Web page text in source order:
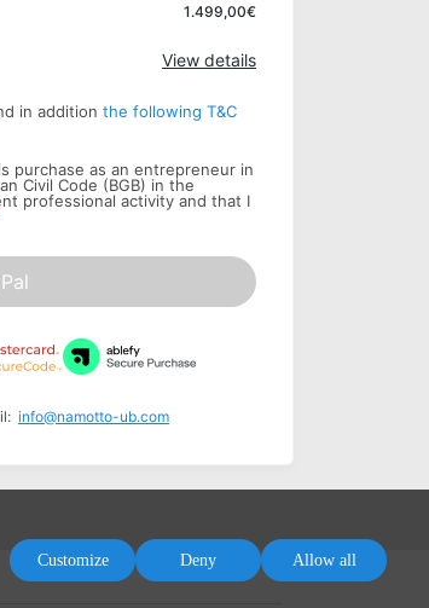
1.499,00€
View details
in addition the following T&C
purchase as an entrepreneur in
Civil Code (BGB) in the
professional activity and that I
info@namotto-ub.com
Customize Deny Allow all